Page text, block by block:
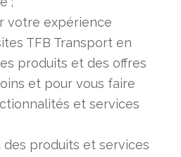
votre expérience
TFB Transport en
produits et des offres
et pour vous faire
et services
des produits et services